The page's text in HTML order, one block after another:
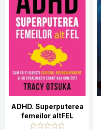
ADHD. Superputerea
femeilor altFEL